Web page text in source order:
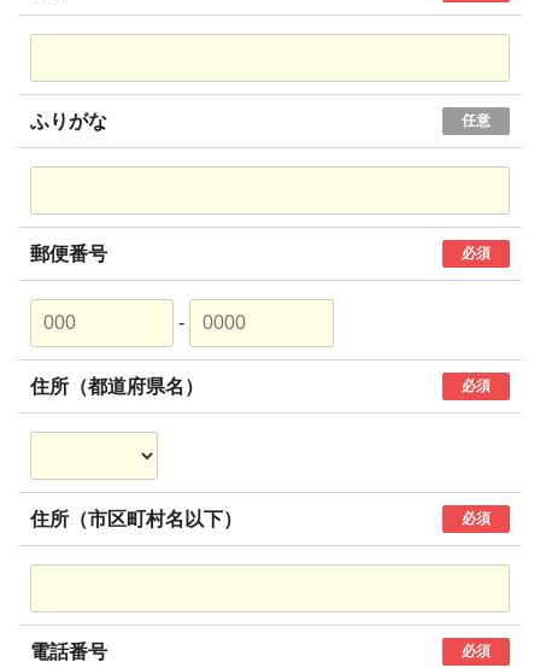
ふりがな 任意
郵便番号 必須
-
住所（都道府県名） 必須
住所（市区町村名以下） 必須
電話番号 必須